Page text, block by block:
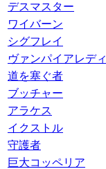
デスマスター
ワイバーン
シグフレイ
ヴァンパイアレディ
道を塞ぐ者
ブッチャー
アラケス
イクストル
守護者
巨大コッペリア